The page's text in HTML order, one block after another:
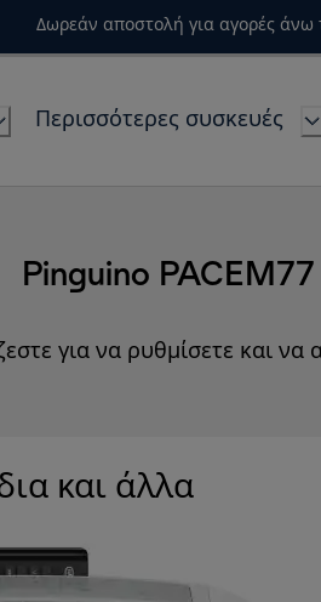
Δωρεάν αποστολή για αγορές άνω
Περισσότερες συσκευές
Pinguino
για να ρυθμίσετε και να
και άλλα